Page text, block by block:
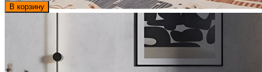
В корзину